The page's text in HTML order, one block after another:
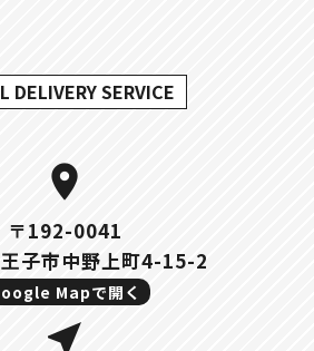
DELIVERY SERVICE
location_on
〒192-0041
子市中野上町4-15-2
Mapで開く
near_me